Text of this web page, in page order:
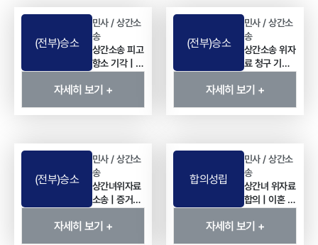
(전부)승소
민사 / 상간소
송
상간소송 피고
항소 기각 | 상
간녀 위자료
5,000만 원
례
자세히 보기 +
(전부)승소
민사 / 상간소
송
상간소송 위자
료 청구 기각 |
사실혼 관계
상간녀위자료
례
자세히 보기 +
(전부)승소
민사 / 상간소
송
상간녀위자료
소송 | 증거보
전 신청으로
이끌어낸 4천
자세히 보기 +
합의성립
민사 / 상간소
송
상간녀 위자료
합의 | 이혼 후
소송 없이 3천
만 원 지급 받
자세히 보기 +